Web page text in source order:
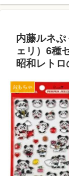
内藤ルネ
ェリ）6種
昭和レト
おもちゃ